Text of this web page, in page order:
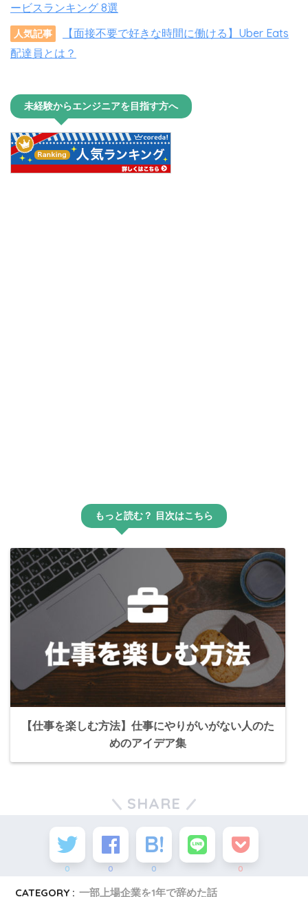
ービスランキング 8選
人気記事
【面接不要で好きな時間に働ける】Uber Eats
配達員とは？
未経験からエンジニアを目指す方へ
もっと読む？ 目次はこちら
【仕事を楽しむ方法】仕事にやりがいがない人のた
めのアイデア集
SHARE
0 0 0 0
CATEGORY : 一部上場企業を1年で辞めた話